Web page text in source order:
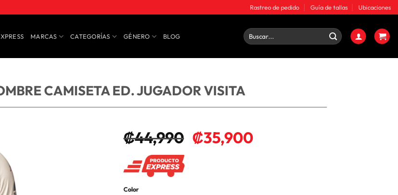
Rastreo de pedido Guía de tallas Ubicaciones
MARCAS CATEGORÍAS GÉNERO BLOG
Buscar
por:
CAMISETA ED. JUGADOR VISITA
₡44,990 ₡35,900
Color